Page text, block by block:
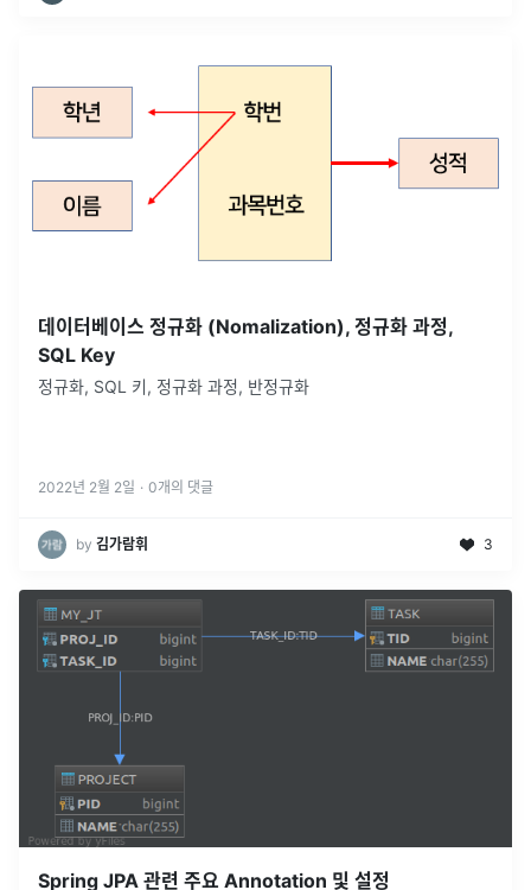
데이터베이스 정규화 (Nomalization), 정규화 과정,
SQL Key
정규화, SQL 키, 정규화 과정, 반정규화
2022년 2월 2일 · 0개의 댓글
by 김가람휘 3
Spring JPA 관련 주요 Annotation 및 설정